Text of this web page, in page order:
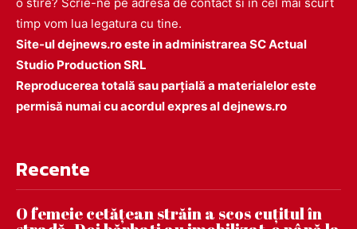
timp vom lua legatura cu tine.
Site-ul dejnews.ro este in administrarea SC Actual
Studio Production SRL
Reproducerea totală sau parțială a materialelor este
permisă numai cu acordul expres al dejnews.ro
Recente
O femeie cetățean străin a scos cuțitul în